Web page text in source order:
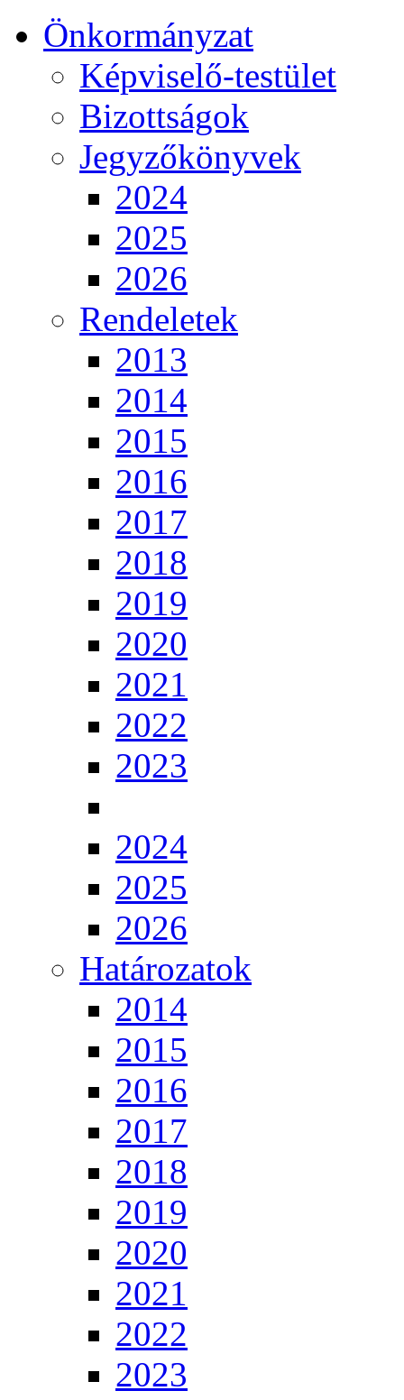
Önkormányzat
Képviselő-testület
Bizottságok
Jegyzőkönyvek
2024
2025
2026
Rendeletek
2013
2014
2015
2016
2017
2018
2019
2020
2021
2022
2023
2024
2025
2026
Határozatok
2014
2015
2016
2017
2018
2019
2020
2021
2022
2023